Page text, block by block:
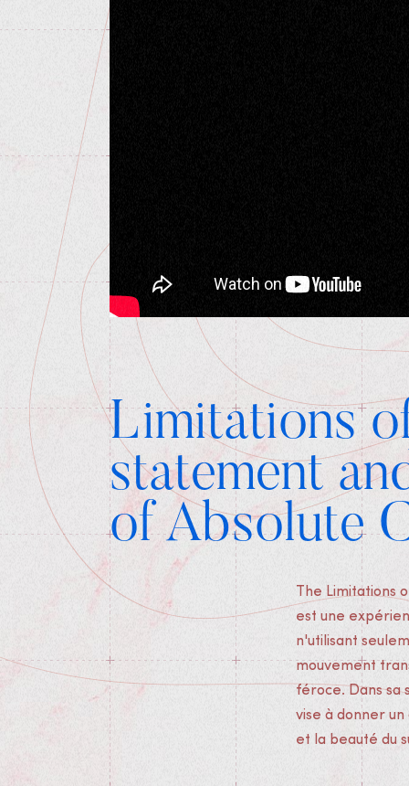
Limitations
statement
of Absolute
The Limitations
est une
n'utilisant
mouvement
féroce. Dans sa
vise à donner
et la beauté du